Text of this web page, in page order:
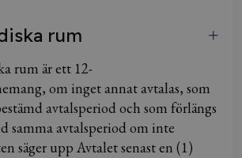
rum
rum är ett 12-
om inget annat avtalas, som
avtalsperiod och som förlängs
samma avtalsperiod om inte
säger upp Avtalet senast en (1)